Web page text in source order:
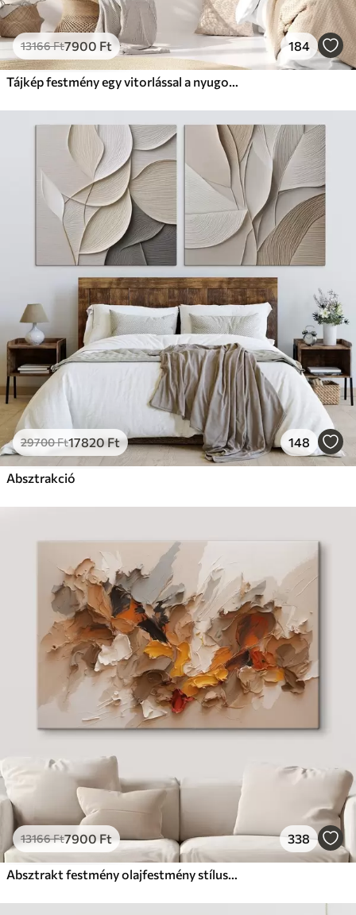
13166Ft7900 Ft 184
Tájkép festmény egy vitorlással a nyugodt tengeren, narancssárga és sárga égbolt, távoli hegyek
29700Ft17820Ft 148
Absztrakció
13166Ft7900Ft 338
Absztrakt festmény olajfestmény stílusban